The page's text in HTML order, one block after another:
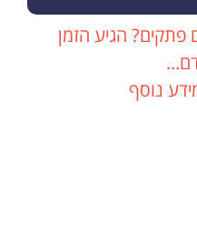
פתקים? הגיע הזמן
נוסף